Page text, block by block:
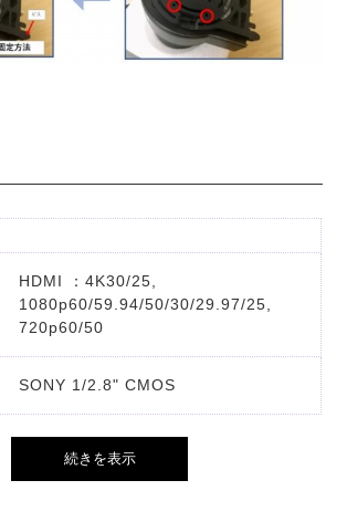
HDMI ：4K30/25,
1080p60/59.94/50/30/29.97/25,
720p60/50
SONY 1/2.8" CMOS
続きを表示